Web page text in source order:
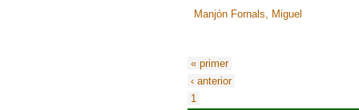
Manjón Fornals, Miguel
« primer
‹ anterior
1